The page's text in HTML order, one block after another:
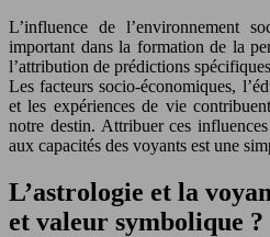
L’influence de l’environnement
important dans la formation de la
l’attribution de prédictions
Les facteurs socio-économiques,
et les expériences de vie
notre destin. Attribuer ces
aux capacités des voyants est une
L’astrologie et la
et valeur symbolique ?